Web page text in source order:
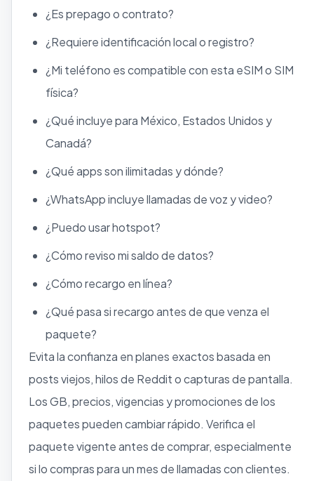
¿Es prepago o contrato?
¿Requiere identificación local o registro?
¿Mi teléfono es compatible con esta eSIM o SIM
física?
¿Qué incluye para México, Estados Unidos y
Canadá?
¿Qué apps son ilimitadas y dónde?
¿WhatsApp incluye llamadas de voz y video?
¿Puedo usar hotspot?
¿Cómo reviso mi saldo de datos?
¿Cómo recargo en línea?
¿Qué pasa si recargo antes de que venza el
paquete?
Evita la confianza en planes exactos basada en
posts viejos, hilos de Reddit o capturas de pantalla.
Los GB, precios, vigencias y promociones de los
paquetes pueden cambiar rápido. Verifica el
paquete vigente antes de comprar, especialmente
si lo compras para un mes de llamadas con clientes.